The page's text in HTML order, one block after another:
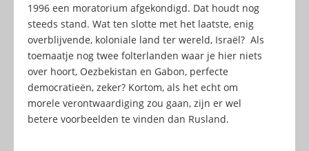
1996 een moratorium afgekondigd. Dat houdt nog
steeds stand. Wat ten slotte met het laatste, enig
overblijvende, koloniale land ter wereld, Israël? Als
toemaatje nog twee folterlanden waar je hier niets
over hoort, Oezbekistan en Gabon, perfecte
democratieën, zeker? Kortom, als het echt om
morele verontwaardiging zou gaan, zijn er wel
betere voorbeelden te vinden dan Rusland.